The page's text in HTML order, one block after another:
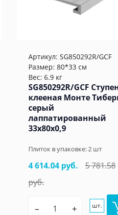
Артикул: SG850292R/GCF
Размер: 80*33 см
Вес: 6.9 кг
SG850292R/GCF
клееная Монте
серый
лаппатированный
33x80x0,9
Плиток в упаковке:2 шт
4 614.04 руб.
5 781.58
руб.
– + шт.